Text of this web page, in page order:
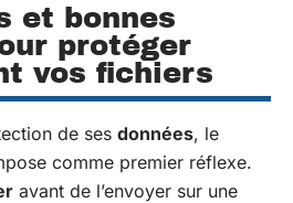
et bonnes
protéger
vos fichiers
de ses données, le
comme premier réflexe.
avant de l’envoyer sur une